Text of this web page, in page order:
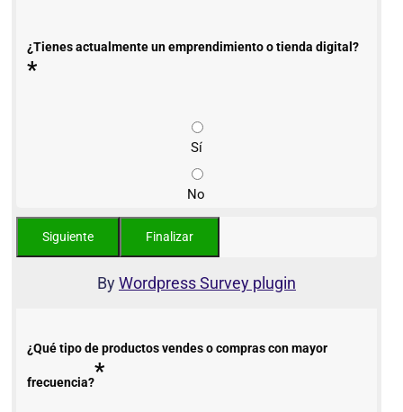
¿Tienes actualmente un emprendimiento o tienda digital?
*
Sí
No
ByWordpress Survey plugin
¿Qué tipo de productos vendes o compras con mayor
frecuencia?*